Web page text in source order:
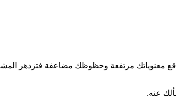
مرتفعة وحظوظك مضاعفة فتزدهر
عنه.